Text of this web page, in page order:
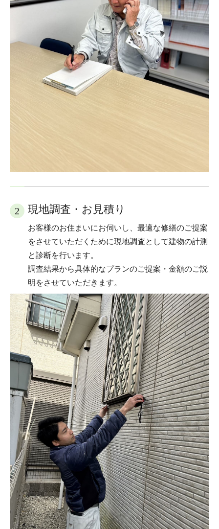
2 現地調査・お見積り
お客様のお住まいにお伺いし、最適な修繕のご提案
をさせていただくために現地調査として建物の計測
と診断を行います。
調査結果から具体的なプランのご提案・金額のご説
明をさせていただきます。